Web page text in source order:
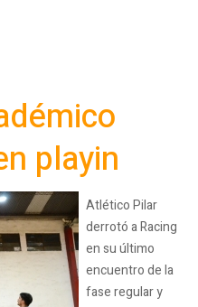
playin
Atlético Pilar
derrotó a Racing
en su último
encuentro de la
fase regular y